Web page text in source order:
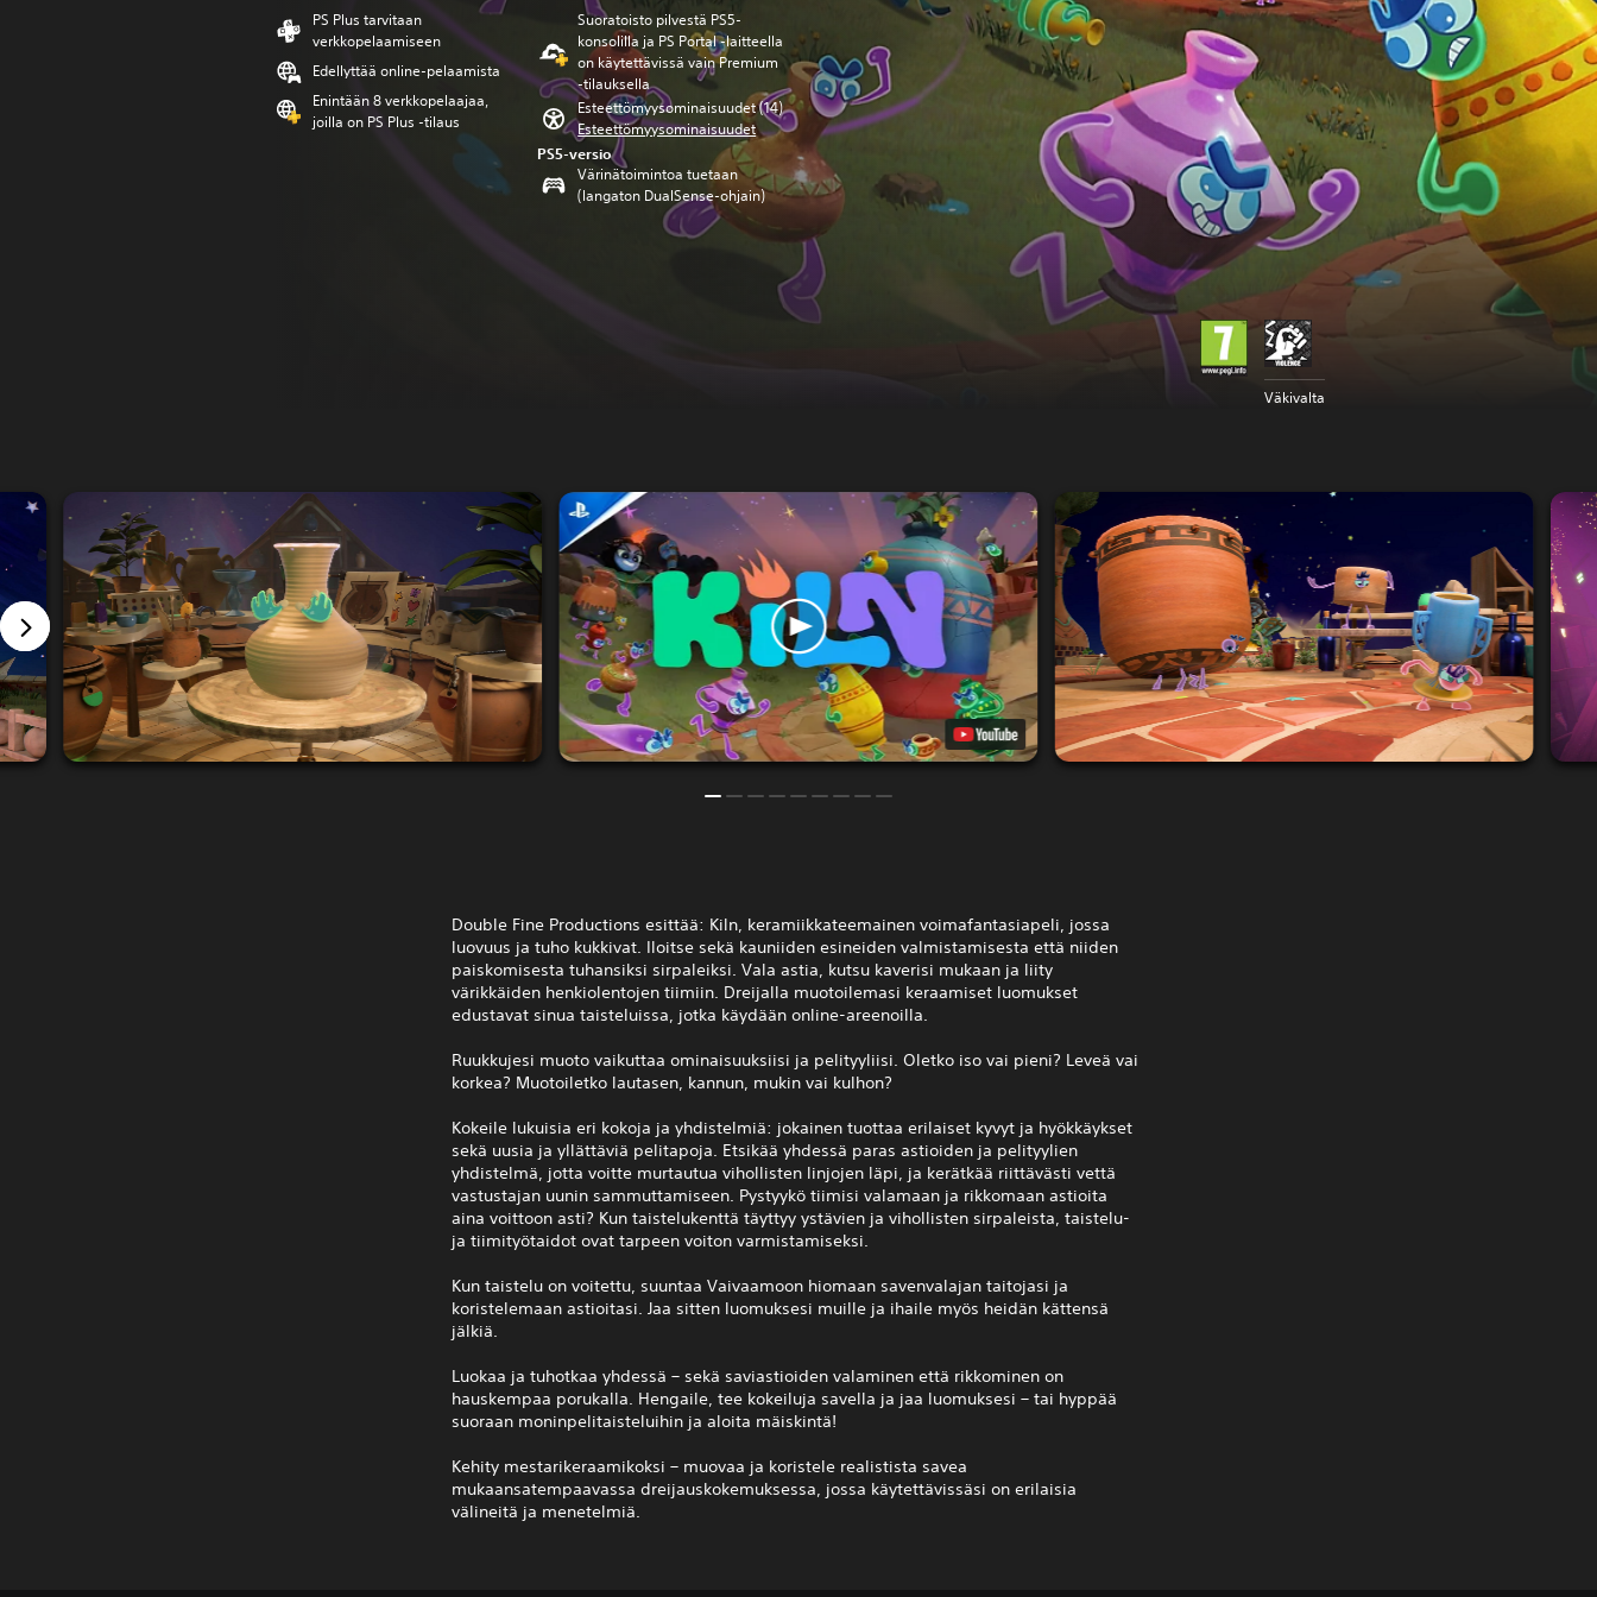
PS Plus tarvitaan
verkkopelaamiseen
Edellyttää online-pelaamista
Enintään 8 verkkopelaajaa,
joilla on PS Plus -tilaus
Suoratoisto pilvestä PS5-
konsolilla ja PS Portal ‑laitteella
on käytettävissä vain Premium
‑tilauksella
Esteettömyysominaisuudet (14)
Esteettömyysominaisuudet
PS5-versio
Värinätoimintoa tuetaan
(langaton DualSense-ohjain)
Väkivalta
Double Fine Productions esittää: Kiln, keramiikkateemainen voimafantasiapeli, jossa
luovuus ja tuho kukkivat. Iloitse sekä kauniiden esineiden valmistamisesta että niiden
paiskomisesta tuhansiksi sirpaleiksi. Vala astia, kutsu kaverisi mukaan ja liity
värikkäiden henkiolentojen tiimiin. Dreijalla muotoilemasi keraamiset luomukset
edustavat sinua taisteluissa, jotka käydään online-areenoilla.
Ruukkujesi muoto vaikuttaa ominaisuuksiisi ja pelityyliisi. Oletko iso vai pieni? Leveä vai
korkea? Muotoiletko lautasen, kannun, mukin vai kulhon?
Kokeile lukuisia eri kokoja ja yhdistelmiä: jokainen tuottaa erilaiset kyvyt ja hyökkäykset
sekä uusia ja yllättäviä pelitapoja. Etsikää yhdessä paras astioiden ja pelityylien
yhdistelmä, jotta voitte murtautua vihollisten linjojen läpi, ja kerätkää riittävästi vettä
vastustajan uunin sammuttamiseen. Pystyykö tiimisi valamaan ja rikkomaan astioita
aina voittoon asti? Kun taistelukenttä täyttyy ystävien ja vihollisten sirpaleista, taistelu-
ja tiimityötaidot ovat tarpeen voiton varmistamiseksi.
Kun taistelu on voitettu, suuntaa Vaivaamoon hiomaan savenvalajan taitojasi ja
koristelemaan astioitasi. Jaa sitten luomuksesi muille ja ihaile myös heidän kättensä
jälkiä.
Luokaa ja tuhotkaa yhdessä – sekä saviastioiden valaminen että rikkominen on
hauskempaa porukalla. Hengaile, tee kokeiluja savella ja jaa luomuksesi – tai hyppää
suoraan moninpelitaisteluihin ja aloita mäiskintä!
Kehity mestarikeraamikoksi – muovaa ja koristele realistista savea
mukaansatempaavassa dreijauskokemuksessa, jossa käytettävissäsi on erilaisia
välineitä ja menetelmiä.